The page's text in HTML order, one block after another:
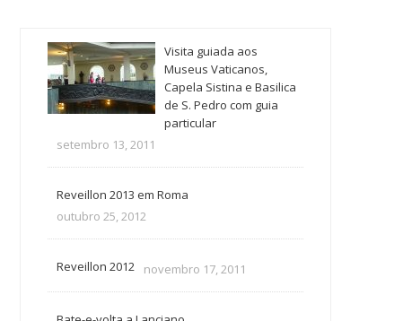
Visita guiada aos
Museus Vaticanos,
Capela Sistina e Basilica
de S. Pedro com guia
particular
setembro 13, 2011
Reveillon 2013 em Roma
outubro 25, 2012
Reveillon 2012 novembro 17, 2011